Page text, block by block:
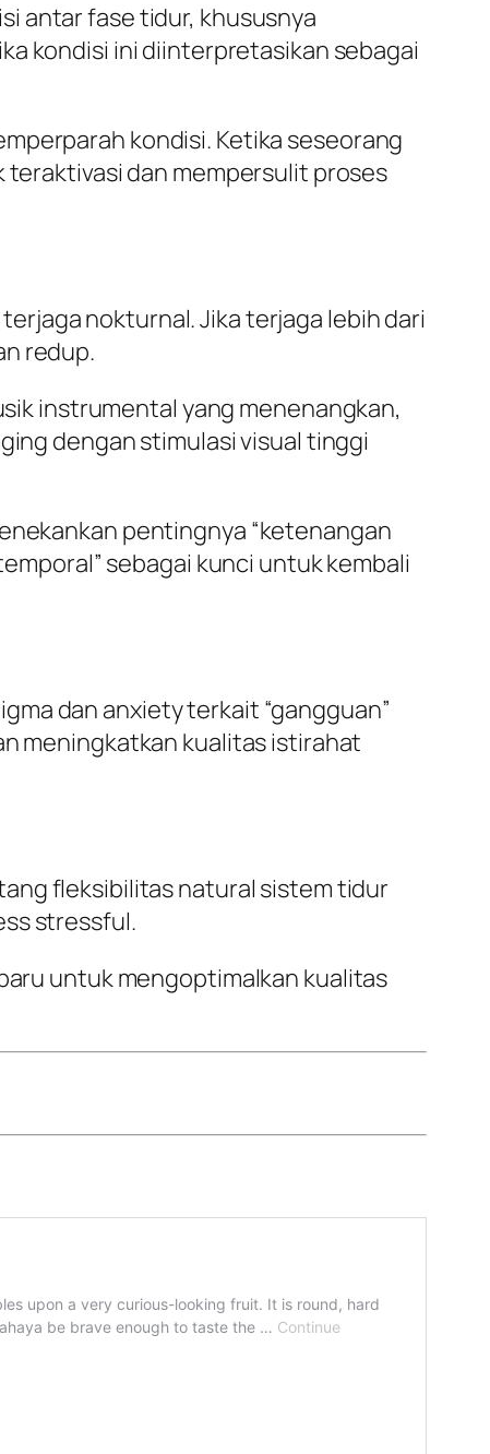
antar fase tidur, khususnya
kondisi ini diinterpretasikan sebagai
kondisi. Ketika seseorang
dan mempersulit proses
nokturnal. Jika terjaga lebih dari
redup.
instrumental yang menenangkan,
dengan stimulasi visual tinggi
pentingnya “ketenangan
sebagai kunci untuk kembali
dan anxiety terkait “gangguan”
meningkatkan kualitas istirahat
fleksibilitas natural sistem tidur
stressful.
untuk mengoptimalkan kualitas